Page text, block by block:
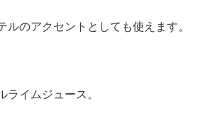
ルのアクセントとしても使えます。
ライムジュース。